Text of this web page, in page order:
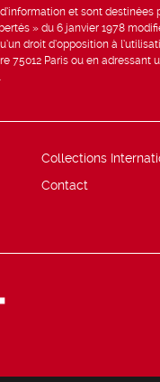
et sont destinées
» du 6 janvier 1978
droit d’opposition à
75012 Paris ou en adressant
Collections
Contact